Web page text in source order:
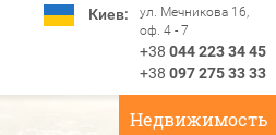
Киев:
ул. Мечникова 16,
оф. 4 - 7
+38 044 223 34 45
+38 097 275 33 33
Недвижимость